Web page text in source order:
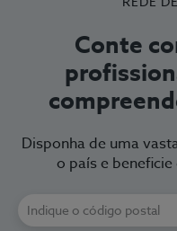
Conte
Disponha de uma
o país e